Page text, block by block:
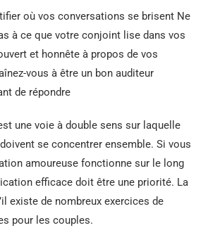
où vos conversations se brisent Ne
à ce que votre conjoint lise dans vos
et honnête à propos de vos
vous à être un bon auditeur
de répondre
une voie à double sens sur laquelle
se concentrer ensemble. Si vous
amoureuse fonctionne sur le long
efficace doit être une priorité. La
existe de nombreux exercices de
pour les couples.